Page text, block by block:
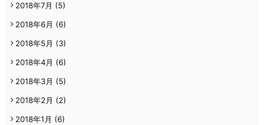
2018年7月 (5)
2018年6月 (6)
2018年5月 (3)
2018年4月 (6)
2018年3月 (5)
2018年2月 (2)
2018年1月 (6)